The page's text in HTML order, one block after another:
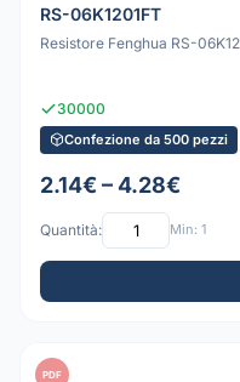
RS-06K1201FT
Resistore Fenghua RS-
30000
Confezione da 500 pezzi
2.14€ – 4.28€
Quantità: Min: 1
PDF